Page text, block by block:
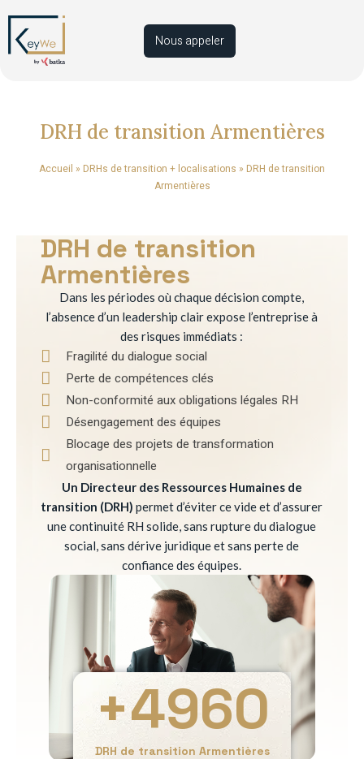
Nous appeler
DRH de transition Armentières
Accueil » DRHs de transition + localisations » DRH de transition
Armentières
DRH de transition
Armentières
Dans les périodes où chaque décision compte,
l’absence d’un leadership clair expose l’entreprise à
des risques immédiats :
Fragilité du dialogue social
Perte de compétences clés
Non-conformité aux obligations légales RH
Désengagement des équipes
Blocage des projets de transformation
organisationnelle
Un Directeur des Ressources Humaines de
transition (DRH) permet d’éviter ce vide et d’assurer
une continuité RH solide, sans rupture du dialogue
social, sans dérive juridique et sans perte de
confiance des équipes.
DRH de transition Armentières
+4960